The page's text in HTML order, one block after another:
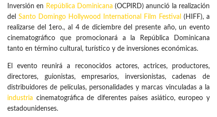
Inversión en República Dominicana (OCPIRD) anunció la realización
del Santo Domingo Hollywood International Film Festival
(HIFF), a
realizarse del 1ero., al 4 de diciembre del presente año, un evento
cinematográfico que promocionará a la República Dominicana
tanto en término cultural, turístico y de inversiones económicas.
El evento reunirá a reconocidos actores, actrices, productores,
directores, guionistas, empresarios, inversionistas, cadenas de
distribuidores de películas, personalidades y marcas vinculadas a la
industria cinematográfica de diferentes países asiático, europeo y
estadounidenses.